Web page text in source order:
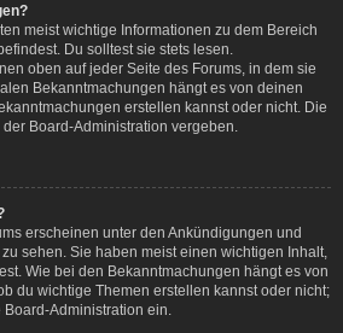
meist wichtige Informationen zu dem Bereich
Du solltest sie stets lesen.
oben auf jeder Seite des Forums, in dem sie
Bekanntmachungen hängt es von deinen
erstellen kannst oder nicht. Die
Board-Administration vergeben.
erscheinen unter den Ankündigungen und
sehen. Sie haben meist einen wichtigen Inhalt,
Wie bei den Bekanntmachungen hängt es von
du wichtige Themen erstellen kannst oder nicht;
Administration ein.